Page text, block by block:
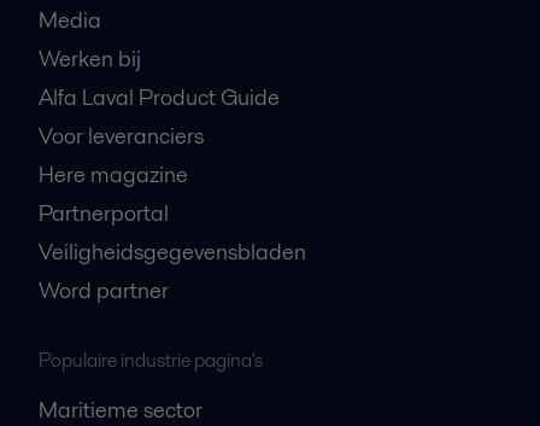
Media
Werken bij
Alfa Laval Product Guide
Voor leveranciers
Here magazine
Partnerportal
Veiligheidsgegevensbladen
Word partner
Populaire industrie pagina's
Maritieme sector